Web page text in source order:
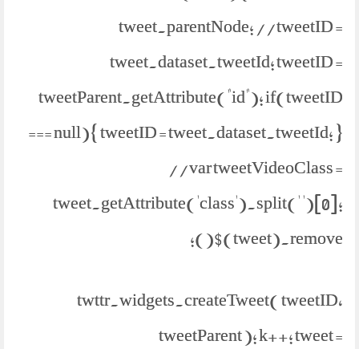
tweet.parentNode; //tweetID =
tweet.dataset.tweetId; tweetID =
tweetParent.getAttribute("id"); if(tweetID
=== null){ tweetID = tweet.dataset.tweetId; }
//var tweetVideoClass =
tweet.getAttribute('class').split(' ')[0];
$(tweet).remove();
twttr.widgets.createTweet( tweetID,
tweetParent ); k++; tweet =